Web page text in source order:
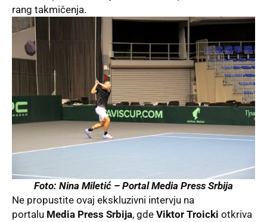
rang takmičenja.
Foto: Nina Miletić – Portal Media Press Srbija
Ne propustite ovaj ekskluzivni intervju na
portalu Media Press Srbija, gde Viktor Troicki otkriva